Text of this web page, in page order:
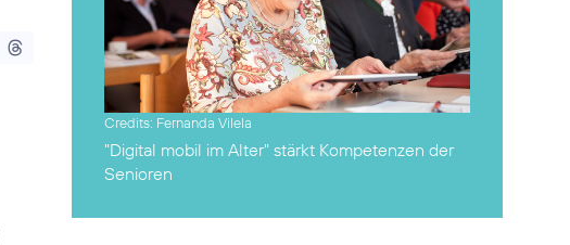
Credits: Fernanda Vilela
"Digital mobil im Alter" stärkt Kompetenzen der
Senioren